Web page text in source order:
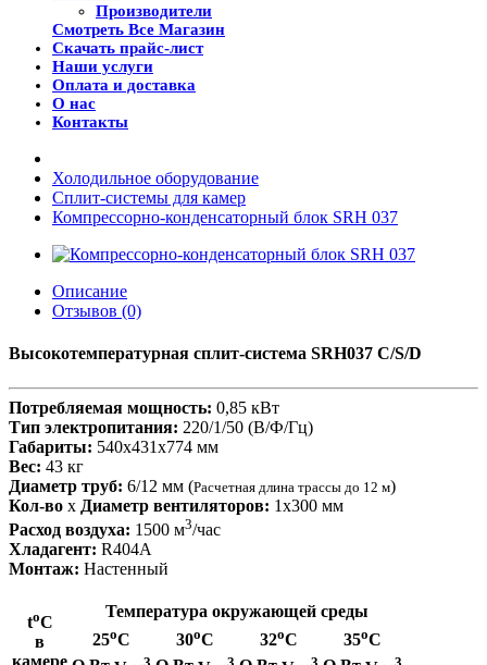
Производители
Смотреть Все Магазин
Скачать прайс-лист
Наши услуги
Оплата и доставка
О нас
Контакты
Холодильное оборудование
Сплит-системы для камер
Компрессорно-конденсаторный блок SRH 037
Описание
Отзывов (0)
Высокотемпературная сплит-система SRH037 C/S/D
Потребляемая мощность: 0,85 кВт
Тип электропитания: 220/1/50 (В/Ф/Гц)
Габариты: 540x431x774 мм
Вес: 43 кг
Диаметр труб: 6/12 мм (Расчетная длина трассы до 12 м)
Кол-во x Диаметр вентиляторов: 1х300 мм
Расход воздуха: 1500 м3/час
Хладагент: R404A
Монтаж: Настенный
toС
в
Температура окружающей среды
25oС 30oС 32oС 35oС